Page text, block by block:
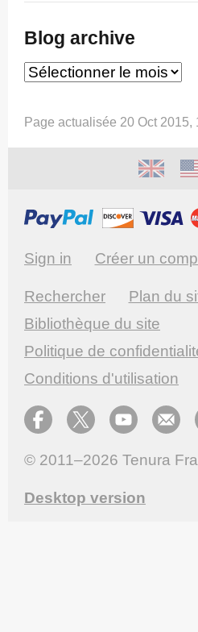
Blog archive
Page actualisée 20 Oct 2015,
Sign in Créer un
Rechercher Plan du
Bibliothèque du site
Politique de
Conditions d'utilisation
© 2011–2026 Tenura
Desktop version